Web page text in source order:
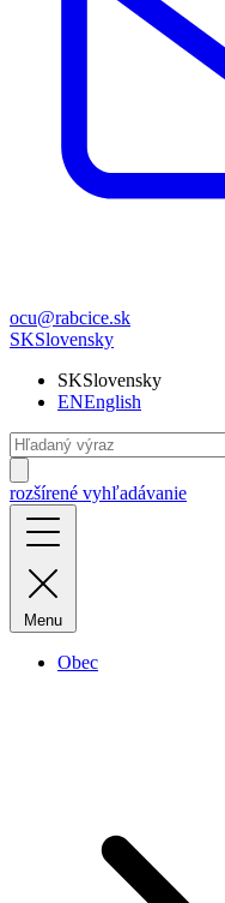
ocu@rabcice.sk
SKSlovensky
SKSlovensky
ENEnglish
rozšírené vyhľadávanie
Menu
Obec